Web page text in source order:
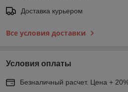
Доставка курьером
Все условия доставки
Условия оплаты
Безналичный расчет. Цена +